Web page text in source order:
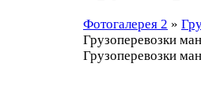
Фотогалерея 2 »
Грузоперевозки
Грузоперевозки